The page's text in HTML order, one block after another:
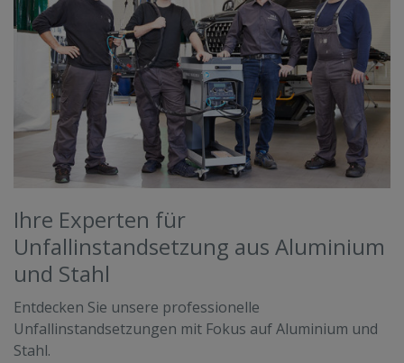
Ihre Experten für
Unfallinstandsetzung aus Aluminium
und Stahl
Entdecken Sie unsere professionelle
Unfallinstandsetzungen mit Fokus auf Aluminium und
Stahl.